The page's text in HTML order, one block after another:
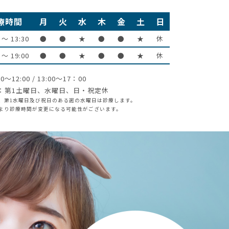
時間 月 火 水 木 金 土 日
13:30 ● ● ★ ● ● ★
休
19:00
● ● ★ ● ● ★ 休
〜12:00 / 13:00〜17：00
第1土曜日、水曜日、日・祝定休
1水曜日及び祝日のある週の水曜日は診療します。
診療時間が変更になる可能性がございます。